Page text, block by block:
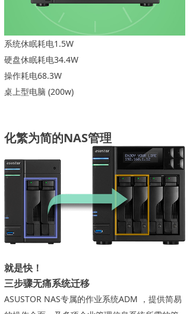
系统休眠耗电1.5W
硬盘休眠耗电34.4W
操作耗电68.3W
桌上型电脑 (200w)
化繁为简的NAS管理
就是快！
三步骤无痛系统迁移
ASUSTOR NAS专属的作业系统ADM ，提供简易